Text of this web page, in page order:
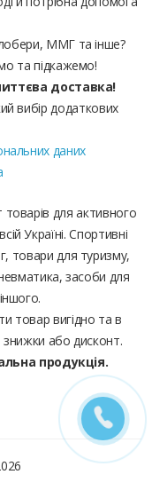
ММГ та інше?
та підкажемо!
доставка!
вибір додаткових
даних
для активного
Україні. Спортивні
товари для туризму,
засоби для
товар вигідно та в
знижки або дисконт.
продукція.